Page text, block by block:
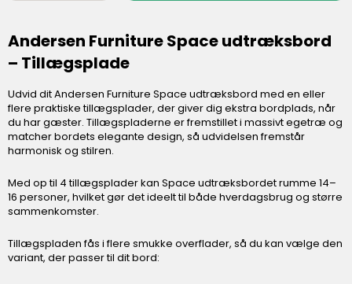
Andersen Furniture Space udtræksbord
– Tillægsplade
Udvid dit Andersen Furniture Space udtræksbord med en eller
flere praktiske tillægsplader, der giver dig ekstra bordplads, når
du har gæster. Tillægspladerne er fremstillet i massivt egetræ og
matcher bordets elegante design, så udvidelsen fremstår
harmonisk og stilren.
Med op til 4 tillægsplader kan Space udtræksbordet rumme 14–
16 personer, hvilket gør det ideelt til både hverdagsbrug og større
sammenkomster.
Tillægspladen fås i flere smukke overflader, så du kan vælge den
variant, der passer til dit bord: